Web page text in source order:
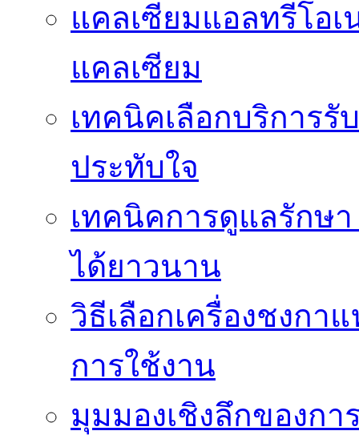
แคลเซียมแอลทรีโอ
แคลเซียม
เทคนิคเลือกบริการรั
ประทับใจ
เทคนิคการดูแลรักษา
ได้ยาวนาน
วิธีเลือกเครื่องชงกา
การใช้งาน
มุมมองเชิงลึกของก